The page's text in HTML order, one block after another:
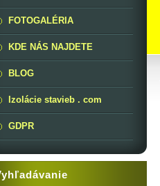
FOTOGALÉRIA
KDE NÁS NAJDETE
BLOG
Izolácie stavieb . com
GDPR